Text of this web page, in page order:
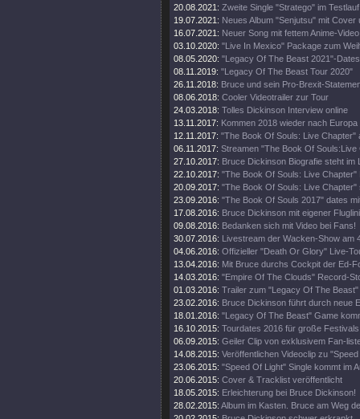
20.08.2021: Zweite Single "Stratego" im Testlauf
19.07.2021: Neues Album "Senjutsu" mit Cover
16.07.2021: Neuer Song mit fettem Anime-Video
03.10.2020: "Live In Mexico" Package zum
08.05.2020: "Legacy Of The Beast 2021"-Dates
08.11.2019: "Legacy Of The Beast Tour 2020"
26.11.2018: Bruce und sein Pro-Brexit-
08.06.2018: Cooler Videotrailer zur Tour
24.03.2018: Tolles Dickinson Interview online
13.11.2017: Kommen 2018 wieder nach Europa
12.11.2017: "The Book Of Souls: Live Chapter"
06.11.2017: Streamen "The Book Of Souls:Live
27.10.2017: Bruce Dickinson Biografie steht im
22.10.2017: "The Book Of Souls: Live Chapter"
20.09.2017: "The Book Of Souls: Live Chapter"
23.09.2016: "The Book Of Souls 2017" dates
17.08.2016: Bruce Dickinson mit eigener
09.08.2016: Bedanken sich mit Video bei Fans!
30.07.2016: Livestream der Wacken-Show am
04.06.2016: Offizieller "Death Or Glory" Live-
13.04.2016: Mit Bruce durchs Cockpit der Ed-
14.03.2016: "Empire Of The Clouds" Record-
01.03.2016: Trailer zum "Legacy Of The Beast"
23.02.2016: Bruce Dickinson führt durch neue
18.01.2016: "Legacy Of The Beast" Game
16.10.2015: Tourdates 2016 für große
06.09.2015: Geiler Clip von exklusivem Fan-
14.08.2015: Veröffentlichen Videoclip zu
23.06.2015: "Speed Of Light" Single kommt im
20.06.2015: Cover & Tracklist veröffentlicht
18.05.2015: Erleichterung bei Bruce Dickinson!
28.02.2015: Album im Kasten. Bruce am Weg